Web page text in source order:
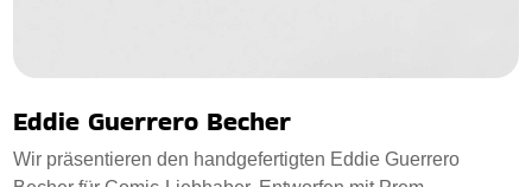
Eddie Guerrero Becher
Wir präsentieren den handgefertigten Eddie Guerrero